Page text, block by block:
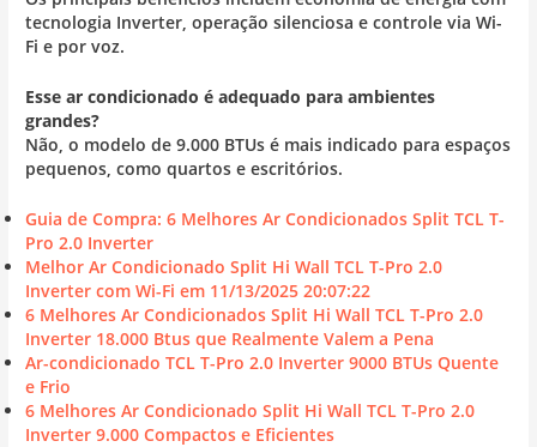
tecnologia Inverter, operação silenciosa e controle via Wi-
Fi e por voz.
Esse ar condicionado é adequado para ambientes
grandes?
Não, o modelo de 9.000 BTUs é mais indicado para espaços
pequenos, como quartos e escritórios.
Guia de Compra: 6 Melhores Ar Condicionados Split TCL T-
Pro 2.0 Inverter
Melhor Ar Condicionado Split Hi Wall TCL T-Pro 2.0
Inverter com Wi-Fi em 11/13/2025 20:07:22
6 Melhores Ar Condicionados Split Hi Wall TCL T-Pro 2.0
Inverter 18.000 Btus que Realmente Valem a Pena
Ar-condicionado TCL T-Pro 2.0 Inverter 9000 BTUs Quente
e Frio
6 Melhores Ar Condicionado Split Hi Wall TCL T-Pro 2.0
Inverter 9.000 Compactos e Eficientes